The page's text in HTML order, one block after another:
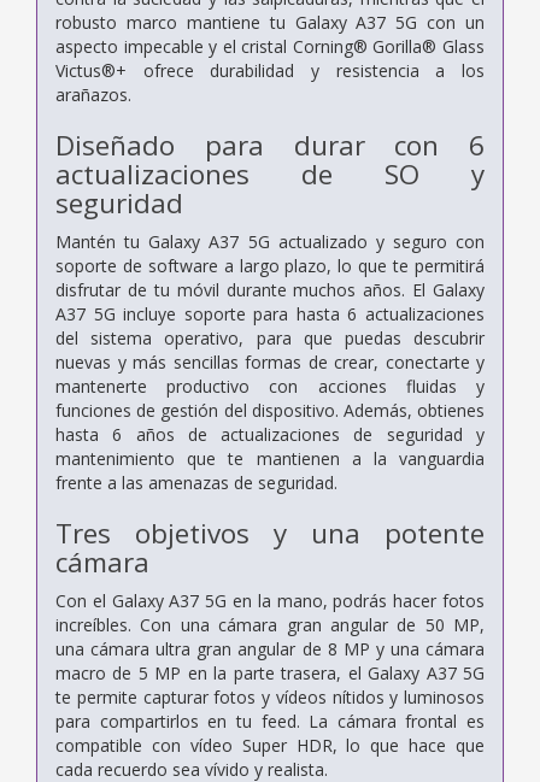
robusto marco mantiene tu Galaxy A37 5G con un
aspecto impecable y el cristal Corning® Gorilla® Glass
Victus®+ ofrece durabilidad y resistencia a los
arañazos.
Diseñado para durar con 6
actualizaciones de SO y
seguridad
Mantén tu Galaxy A37 5G actualizado y seguro con
soporte de software a largo plazo, lo que te permitirá
disfrutar de tu móvil durante muchos años. El Galaxy
A37 5G incluye soporte para hasta 6 actualizaciones
del sistema operativo, para que puedas descubrir
nuevas y más sencillas formas de crear, conectarte y
mantenerte productivo con acciones fluidas y
funciones de gestión del dispositivo. Además, obtienes
hasta 6 años de actualizaciones de seguridad y
mantenimiento que te mantienen a la vanguardia
frente a las amenazas de seguridad.
Tres objetivos y una potente
cámara
Con el Galaxy A37 5G en la mano, podrás hacer fotos
increíbles. Con una cámara gran angular de 50 MP,
una cámara ultra gran angular de 8 MP y una cámara
macro de 5 MP en la parte trasera, el Galaxy A37 5G
te permite capturar fotos y vídeos nítidos y luminosos
para compartirlos en tu feed. La cámara frontal es
compatible con vídeo Super HDR, lo que hace que
cada recuerdo sea vívido y realista.